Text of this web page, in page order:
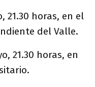
21.30 horas, en el
del Valle.
21.30 horas, en